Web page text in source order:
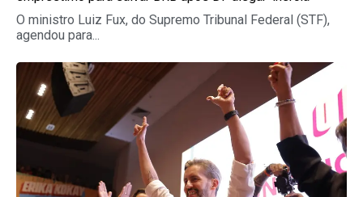
O ministro Luiz Fux, do Supremo Tribunal Federal (STF),
agendou para...